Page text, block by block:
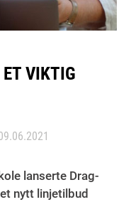
VIKTIG
lanserte Drag-
nytt linjetilbud